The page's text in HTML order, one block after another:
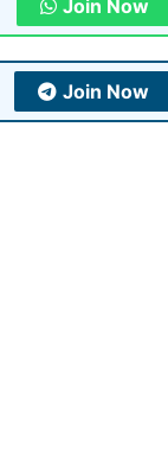
Join Now
Join Now